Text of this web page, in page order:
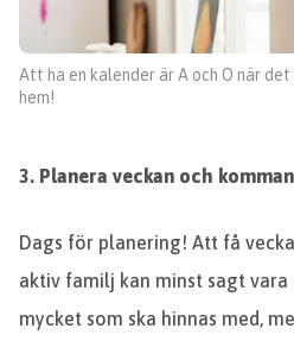
Att ha en kalender är A och O när
hem!
3. Planera veckan och
Dags för planering! Att få
aktiv familj kan minst sagt
mycket som ska hinnas med,